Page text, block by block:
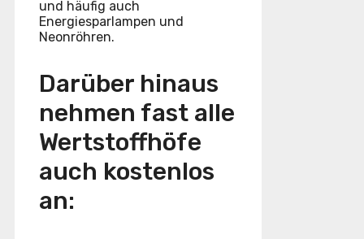
und häufig auch
Energiesparlampen und
Neonröhren.
Darüber hinaus
nehmen fast alle
Wertstoffhöfe
auch kostenlos
an: